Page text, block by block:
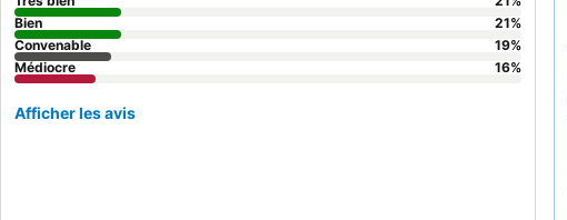
Bien
21%
Convenable
19%
Médiocre
16%
Afficher les avis